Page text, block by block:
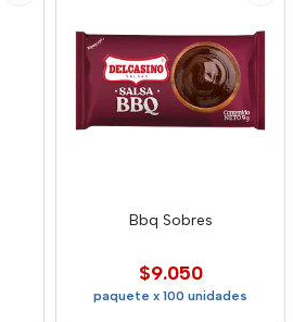
Bbq Sobres
$9.050
paquete x 100 unidades